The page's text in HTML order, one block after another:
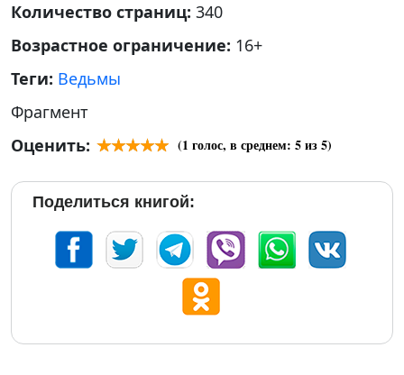
Количество страниц: 340
Возрастное ограничение: 16+
Теги: Ведьмы
Фрагмент
Оценить:
(1 голос, в среднем: 5из 5)
Поделиться книгой: